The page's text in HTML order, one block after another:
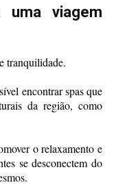
uma viagem
tranquilidade.
encontrar spas que
da região, como
o relaxamento e
se desconectem do